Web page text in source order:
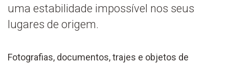
uma estabilidade impossível nos seus
lugares de origem.
Fotografias, documentos, trajes e objetos de